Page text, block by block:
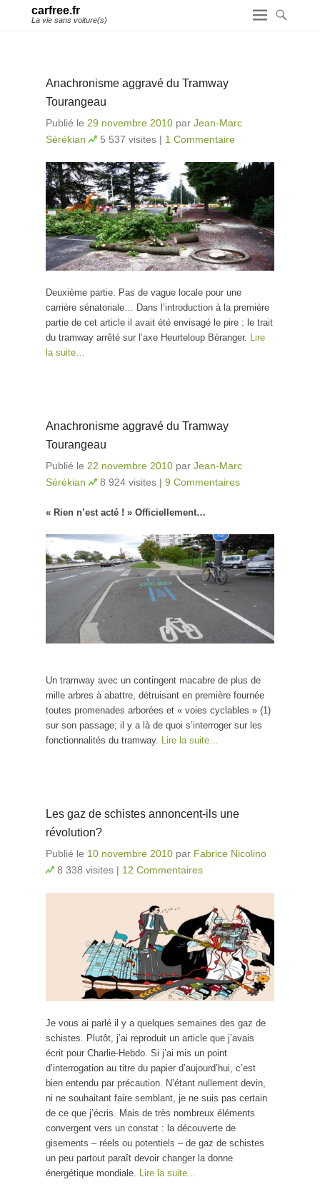
carfree.fr
La vie sans voiture(s)
Anachronisme aggravé du Tramway
Tourangeau
Publié le 29 novembre 2010 par Jean-Marc
Sérékian
5 537 visites | 1 Commentaire
Deuxième partie. Pas de vague locale pour une
carrière sénatoriale… Dans l’introduction à la première
partie de cet article il avait été envisagé le pire : le trait
du tramway arrêté sur l’axe Heurteloup Béranger. Lire
la suite…
Anachronisme aggravé du Tramway
Tourangeau
Publié le 22 novembre 2010 par Jean-Marc
Sérékian
8 924 visites | 9 Commentaires
« Rien n’est acté ! » Officiellement…
Un tramway avec un contingent macabre de plus de
mille arbres à abattre, détruisant en première fournée
toutes promenades arborées et « voies cyclables » (1)
sur son passage; il y a là de quoi s’interroger sur les
fonctionnalités du tramway.
Lire la suite…
Les gaz de schistes annoncent-ils une
révolution?
Publié le 10 novembre 2010 par Fabrice Nicolino
8 338 visites | 12 Commentaires
Je vous ai parlé il y a quelques semaines des gaz de
schistes. Plutôt, j’ai reproduit un article que j’avais
écrit pour Charlie-Hebdo. Si j’ai mis un point
d’interrogation au titre du papier d’aujourd’hui, c’est
bien entendu par précaution. N’étant nullement devin,
ni ne souhaitant faire semblant, je ne suis pas certain
de ce que j’écris. Mais de très nombreux éléments
convergent vers un constat : la découverte de
gisements – réels ou potentiels – de gaz de schistes
un peu partout paraît devoir changer la donne
énergétique mondiale. Lire la suite…